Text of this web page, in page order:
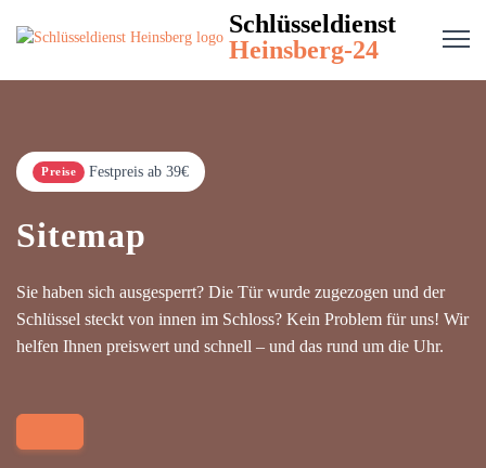
Schlüsseldienst
Heinsberg-24
Preise Festpreis ab 39€
Sitemap
Sie haben sich ausgesperrt? Die Tür wurde zugezogen und der
Schlüssel steckt von innen im Schloss? Kein Problem für uns! Wir
helfen Ihnen preiswert und schnell – und das rund um die Uhr.